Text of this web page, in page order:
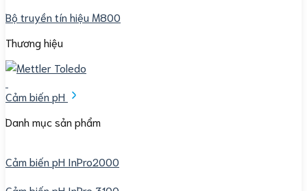
Bộ truyền tín hiệu M800
Thương hiệu
Cảm biến pH
Danh mục sản phẩm
Cảm biến pH InPro2000